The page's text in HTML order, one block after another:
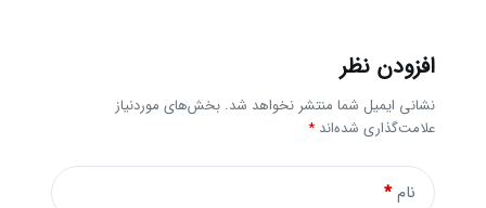
افزودن نظر
نشانی ایمیل شما منتشر نخواهد شد. بخش‌های موردنیاز
علامت‌گذاری شده‌اند *
نام*